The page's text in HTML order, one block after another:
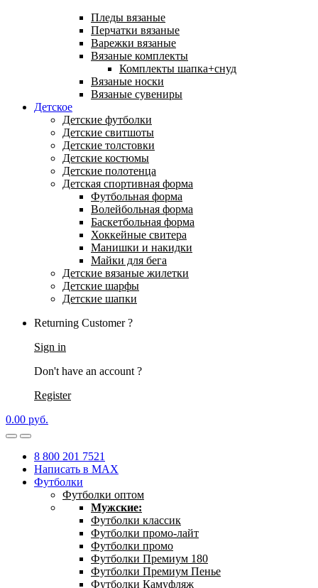
Пледы вязаные
Перчатки вязаные
Варежки вязаные
Вязаные комплекты
Комплекты шапка+снуд
Вязаные носки
Вязаные сувениры
Детское
Детские футболки
Детские свитшоты
Детские толстовки
Детские костюмы
Детские полотенца
Детская спортивная форма
Футбольная форма
Волейбольная форма
Баскетбольная форма
Хоккейные свитера
Манишки и накидки
Майки для бега
Детские вязаные жилетки
Детские шарфы
Детские шапки
Returning Customer ?
Sign in
Don't have an account ?
Register
0.00 руб.
8 800 201 7521
Написать в MAX
Футболки
Футболки оптом
Мужские:
Футболки классик
Футболки промо-лайт
Футболки промо
Футболки Премиум 180
Футболки Премиум Пенье
Футболки Камуфляж